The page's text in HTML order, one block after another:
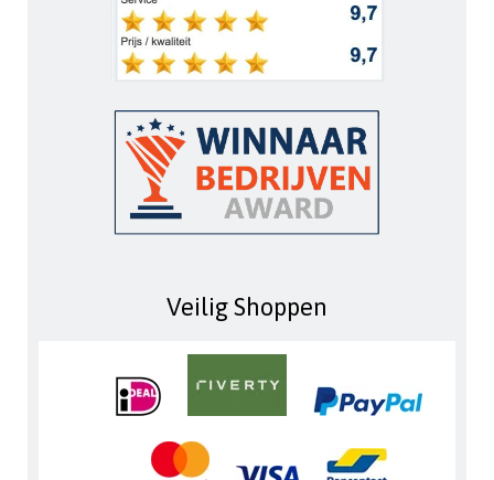
Veilig Shoppen